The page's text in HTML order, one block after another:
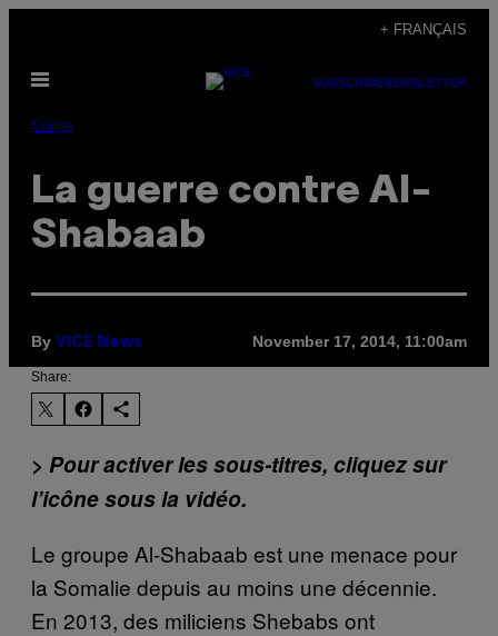
content
+ FRANÇAIS
Open
SUBSCRIBENEWSLETTER
Crime
La guerre contre Al-
Shabaab
By VICE News November 17, 2014, 11:00am
Share:
> Pour activer les sous-titres, cliquez sur
l’icône sous la vidéo.
Le groupe Al-Shabaab est une menace pour
la Somalie depuis au moins une décennie.
En 2013, des miliciens Shebabs ont